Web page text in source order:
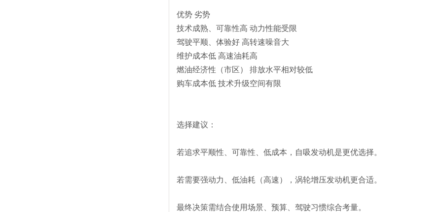
优势 劣势
技术成熟、可靠性高 动力性能受限
驾驶平顺、体验好 高转速噪音大
维护成本低 高速油耗高
燃油经济性（市区） 排放水平相对较低
购车成本低 技术升级空间有限
选择建议：
若追求平顺性、可靠性、低成本，自吸发动机是更优选择。
若需要强动力、低油耗（高速），涡轮增压发动机更合适。
最终决策需结合使用场景、预算、驾驶习惯综合考量。